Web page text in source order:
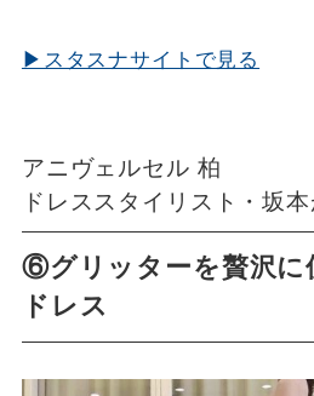
▶スタスナサイトで見る
アニヴェルセル 柏
ドレススタイリスト・坂
⑥グリッターを贅沢に
ドレス